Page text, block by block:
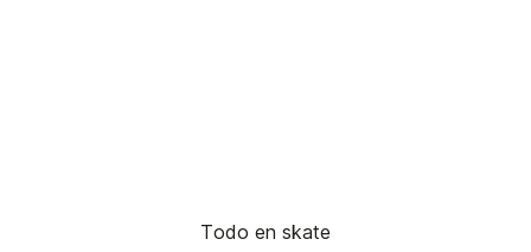
Todo en skate